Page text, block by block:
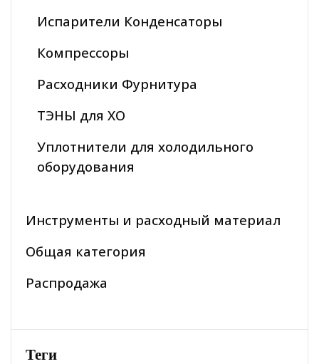
Испарители Конденсаторы
Компрессоры
Расходники Фурнитура
ТЭНЫ для ХО
Уплотнители для холодильного
оборудования
Инструменты и расходный материал
Общая категория
Распродажа
Теги